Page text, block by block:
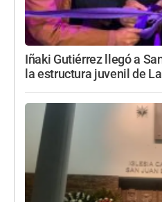
Iñaki Gutiérrez llegó a
la estructura juvenil de